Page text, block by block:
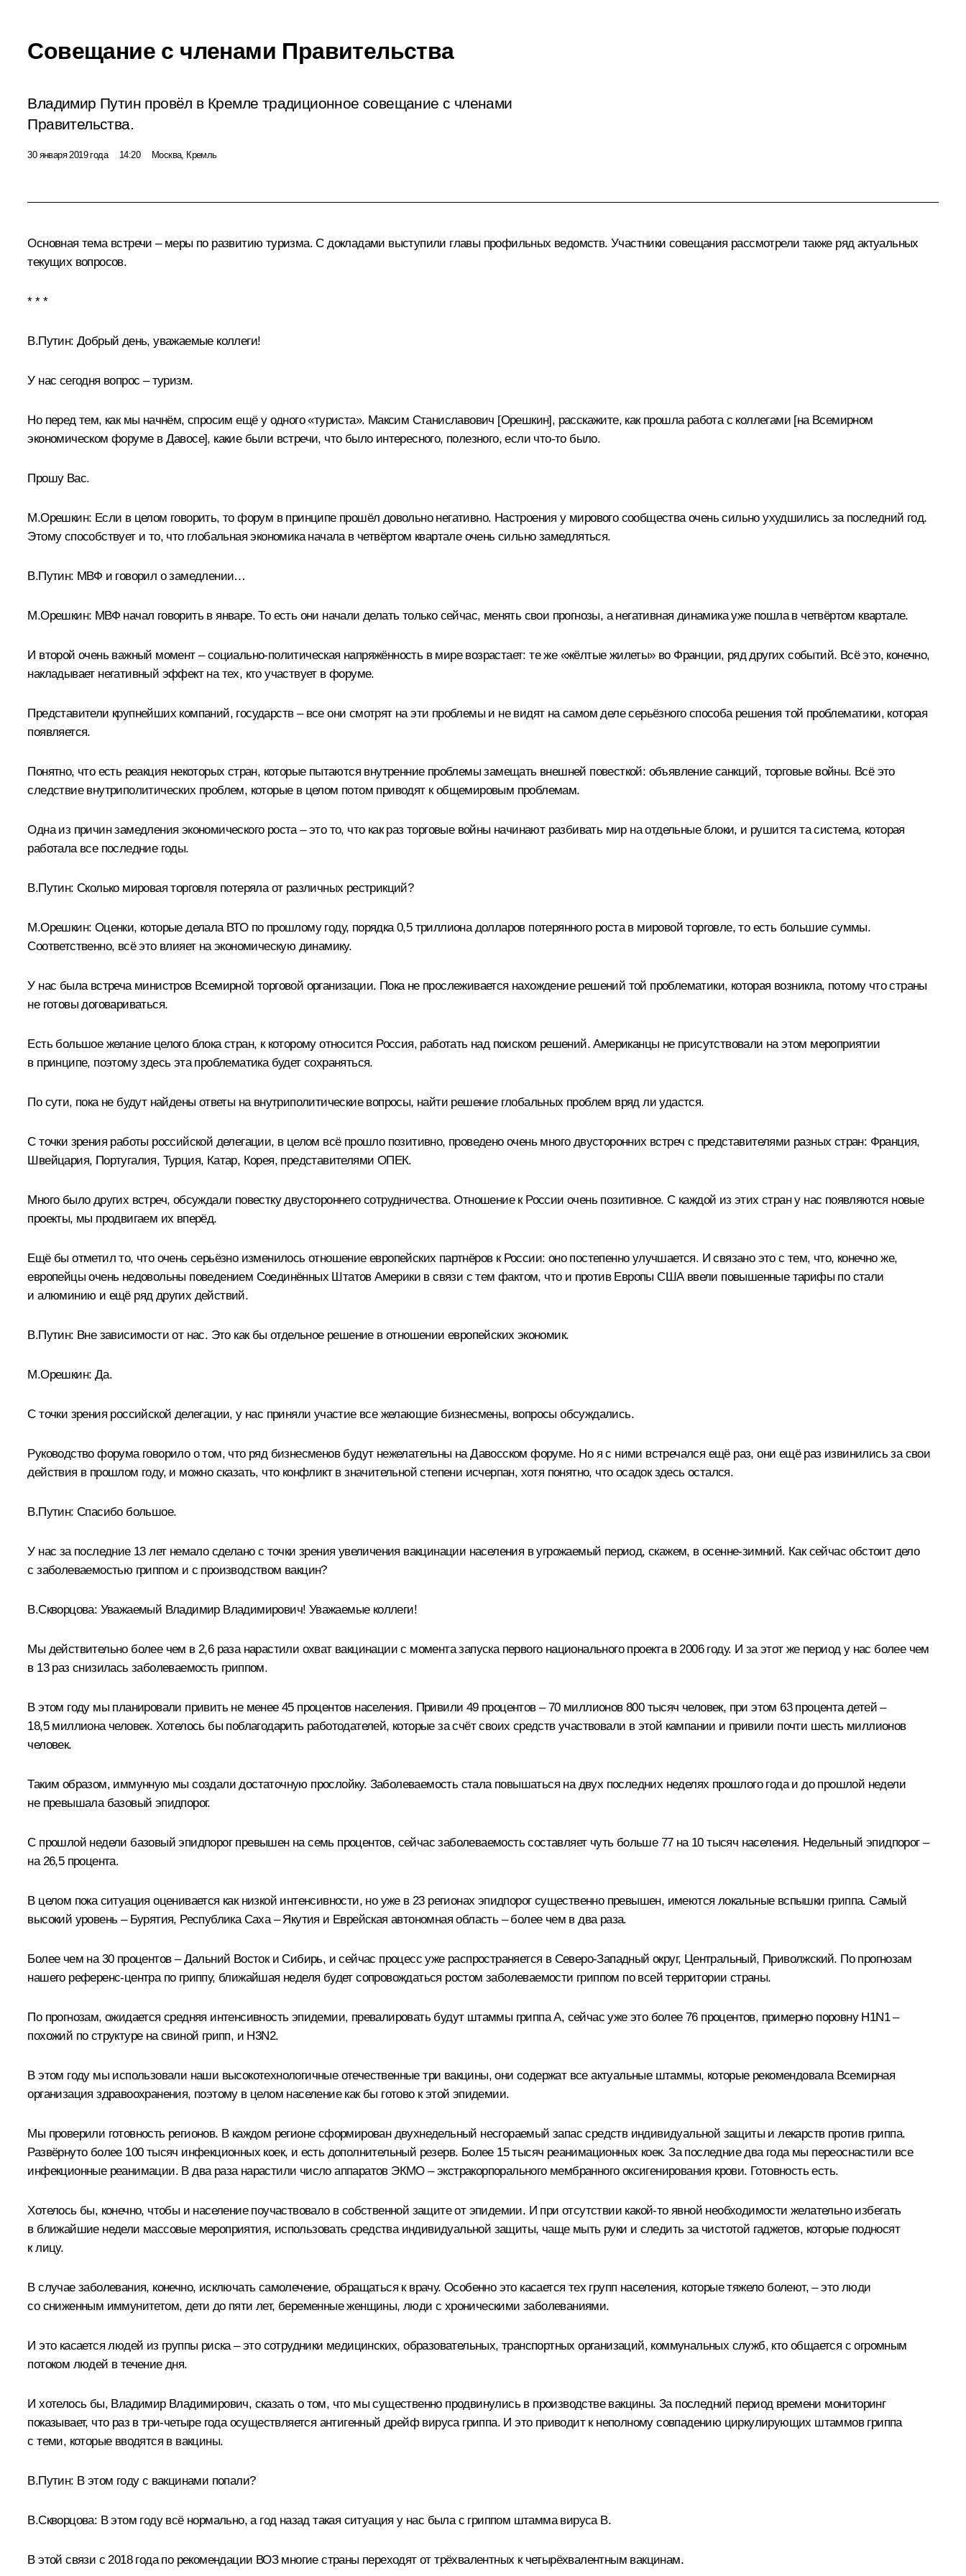
Совещание с членами Правительства
Владимир Путин провёл в Кремле традиционное совещание с членами
Правительства.
30 января 2019 года 14:20 Москва, Кремль
Основная тема встречи – меры по развитию туризма. С докладами выступили главы профильных ведомств. Участники совещания рассмотрели также ряд актуальных
текущих вопросов.
* * *
В.Путин: Добрый день, уважаемые коллеги!
У нас сегодня вопрос – туризм.
Но перед тем, как мы начнём, спросим ещё у одного «туриста». Максим Станиславович [Орешкин], расскажите, как прошла работа с коллегами [на Всемирном
экономическом форуме в Давосе], какие были встречи, что было интересного, полезного, если что-то было.
Прошу Вас.
М.Орешкин: Если в целом говорить, то форум в принципе прошёл довольно негативно. Настроения у мирового сообщества очень сильно ухудшились за последний год.
Этому способствует и то, что глобальная экономика начала в четвёртом квартале очень сильно замедляться.
В.Путин: МВФ и говорил о замедлении…
М.Орешкин: МВФ начал говорить в январе. То есть они начали делать только сейчас, менять свои прогнозы, а негативная динамика уже пошла в четвёртом квартале.
И второй очень важный момент – социально-политическая напряжённость в мире возрастает: те же «жёлтые жилеты» во Франции, ряд других событий. Всё это, конечно,
накладывает негативный эффект на тех, кто участвует в форуме.
Представители крупнейших компаний, государств – все они смотрят на эти проблемы и не видят на самом деле серьёзного способа решения той проблематики, которая
появляется.
Понятно, что есть реакция некоторых стран, которые пытаются внутренние проблемы замещать внешней повесткой: объявление санкций, торговые войны. Всё это
следствие внутриполитических проблем, которые в целом потом приводят к общемировым проблемам.
Одна из причин замедления экономического роста – это то, что как раз торговые войны начинают разбивать мир на отдельные блоки, и рушится та система, которая
работала все последние годы.
В.Путин: Сколько мировая торговля потеряла от различных рестрикций?
М.Орешкин: Оценки, которые делала ВТО по прошлому году, порядка 0,5 триллиона долларов потерянного роста в мировой торговле, то есть большие суммы.
Соответственно, всё это влияет на экономическую динамику.
У нас была встреча министров Всемирной торговой организации. Пока не прослеживается нахождение решений той проблематики, которая возникла, потому что страны
не готовы договариваться.
Есть большое желание целого блока стран, к которому относится Россия, работать над поиском решений. Американцы не присутствовали на этом мероприятии
в принципе, поэтому здесь эта проблематика будет сохраняться.
По сути, пока не будут найдены ответы на внутриполитические вопросы, найти решение глобальных проблем вряд ли удастся.
С точки зрения работы российской делегации, в целом всё прошло позитивно, проведено очень много двусторонних встреч с представителями разных стран: Франция,
Швейцария, Португалия, Турция, Катар, Корея, представителями ОПЕК.
Много было других встреч, обсуждали повестку двустороннего сотрудничества. Отношение к России очень позитивное. С каждой из этих стран у нас появляются новые
проекты, мы продвигаем их вперёд.
Ещё бы отметил то, что очень серьёзно изменилось отношение европейских партнёров к России: оно постепенно улучшается. И связано это с тем, что, конечно же,
европейцы очень недовольны поведением Соединённых Штатов Америки в связи с тем фактом, что и против Европы США ввели повышенные тарифы по стали
и алюминию и ещё ряд других действий.
В.Путин: Вне зависимости от нас. Это как бы отдельное решение в отношении европейских экономик.
М.Орешкин: Да.
С точки зрения российской делегации, у нас приняли участие все желающие бизнесмены, вопросы обсуждались.
Руководство форума говорило о том, что ряд бизнесменов будут нежелательны на Давосском форуме. Но я с ними встречался ещё раз, они ещё раз извинились за свои
действия в прошлом году, и можно сказать, что конфликт в значительной степени исчерпан, хотя понятно, что осадок здесь остался.
В.Путин: Спасибо большое.
У нас за последние 13 лет немало сделано с точки зрения увеличения вакцинации населения в угрожаемый период, скажем, в осенне-зимний. Как сейчас обстоит дело
с заболеваемостью гриппом и с производством вакцин?
В.Скворцова: Уважаемый Владимир Владимирович! Уважаемые коллеги!
Мы действительно более чем в 2,6 раза нарастили охват вакцинации с момента запуска первого национального проекта в 2006 году. И за этот же период у нас более чем
в 13 раз снизилась заболеваемость гриппом.
В этом году мы планировали привить не менее 45 процентов населения. Привили 49 процентов – 70 миллионов 800 тысяч человек, при этом 63 процента детей –
18,5 миллиона человек. Хотелось бы поблагодарить работодателей, которые за счёт своих средств участвовали в этой кампании и привили почти шесть миллионов
человек.
Таким образом, иммунную мы создали достаточную прослойку. Заболеваемость стала повышаться на двух последних неделях прошлого года и до прошлой недели
не превышала базовый эпидпорог.
С прошлой недели базовый эпидпорог превышен на семь процентов, сейчас заболеваемость составляет чуть больше 77 на 10 тысяч населения. Недельный эпидпорог –
на 26,5 процента.
В целом пока ситуация оценивается как низкой интенсивности, но уже в 23 регионах эпидпорог существенно превышен, имеются локальные вспышки гриппа. Самый
высокий уровень – Бурятия, Республика Саха – Якутия и Еврейская автономная область – более чем в два раза.
Более чем на 30 процентов – Дальний Восток и Сибирь, и сейчас процесс уже распространяется в Северо-Западный округ, Центральный, Приволжский. По прогнозам
нашего референс‑центра по гриппу, ближайшая неделя будет сопровождаться ростом заболеваемости гриппом по всей территории страны.
По прогнозам, ожидается средняя интенсивность эпидемии, превалировать будут штаммы гриппа А, сейчас уже это более 76 процентов, примерно поровну H1N1 –
похожий по структуре на свиной грипп, и H3N2.
В этом году мы использовали наши высокотехнологичные отечественные три вакцины, они содержат все актуальные штаммы, которые рекомендовала Всемирная
организация здравоохранения, поэтому в целом население как бы готово к этой эпидемии.
Мы проверили готовность регионов. В каждом регионе сформирован двухнедельный несгораемый запас средств индивидуальной защиты и лекарств против гриппа.
Развёрнуто более 100 тысяч инфекционных коек, и есть дополнительный резерв. Более 15 тысяч реанимационных коек. За последние два года мы переоснастили все
инфекционные реанимации. В два раза нарастили число аппаратов ЭКМО – экстракорпорального мембранного оксигенирования крови. Готовность есть.
Хотелось бы, конечно, чтобы и население поучаствовало в собственной защите от эпидемии. И при отсутствии какой‑то явной необходимости желательно избегать
в ближайшие недели массовые мероприятия, использовать средства индивидуальной защиты, чаще мыть руки и следить за чистотой гаджетов, которые подносят
к лицу.
В случае заболевания, конечно, исключать самолечение, обращаться к врачу. Особенно это касается тех групп населения, которые тяжело болеют, – это люди
со сниженным иммунитетом, дети до пяти лет, беременные женщины, люди с хроническими заболеваниями.
И это касается людей из группы риска – это сотрудники медицинских, образовательных, транспортных организаций, коммунальных служб, кто общается с огромным
потоком людей в течение дня.
И хотелось бы, Владимир Владимирович, сказать о том, что мы существенно продвинулись в производстве вакцины. За последний период времени мониторинг
показывает, что раз в три-четыре года осуществляется антигенный дрейф вируса гриппа. И это приводит к неполному совпадению циркулирующих штаммов гриппа
с теми, которые вводятся в вакцины.
В.Путин: В этом году с вакцинами попали?
В.Скворцова: В этом году всё нормально, а год назад такая ситуация у нас была с гриппом штамма вируса В.
В этой связи с 2018 года по рекомендации ВОЗ многие страны переходят от трёхвалентных к четырёхвалентным вакцинам.